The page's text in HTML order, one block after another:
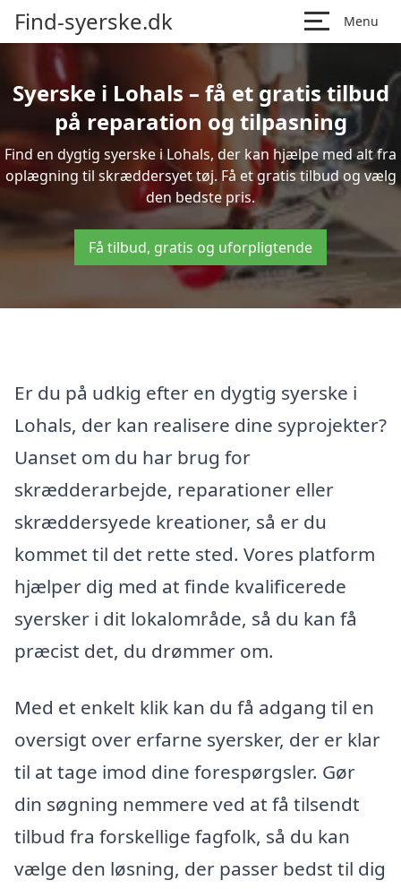
Find-syerske.dk Menu
Syerske i Lohals – få et gratis tilbud
på reparation og tilpasning
Find en dygtig syerske i Lohals, der kan hjælpe med alt fra
oplægning til skræddersyet tøj. Få et gratis tilbud og vælg
den bedste pris.
Få tilbud, gratis og uforpligtende
Er du på udkig efter en dygtig syerske i
Lohals, der kan realisere dine syprojekter?
Uanset om du har brug for
skrædderarbejde, reparationer eller
skræddersyede kreationer, så er du
kommet til det rette sted. Vores platform
hjælper dig med at finde kvalificerede
syersker i dit lokalområde, så du kan få
præcist det, du drømmer om.
Med et enkelt klik kan du få adgang til en
oversigt over erfarne syersker, der er klar
til at tage imod dine forespørgsler. Gør
din søgning nemmere ved at få tilsendt
tilbud fra forskellige fagfolk, så du kan
vælge den løsning, der passer bedst til dig